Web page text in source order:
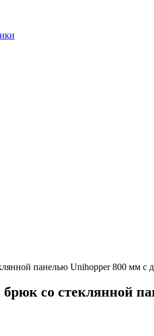
панелью Unihopper 800 мм c
со стеклянной